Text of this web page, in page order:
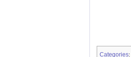
Categories: